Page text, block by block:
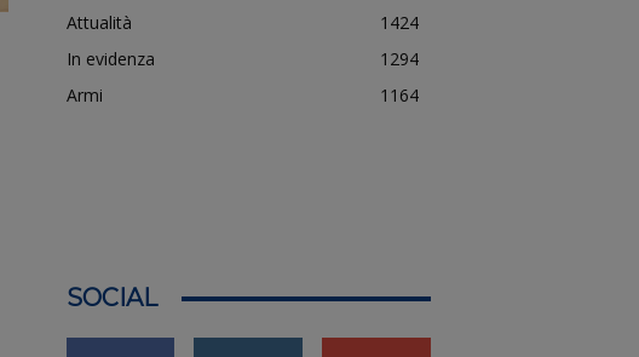
Attualità
1424
In evidenza
1294
Armi
1164
SOCIAL